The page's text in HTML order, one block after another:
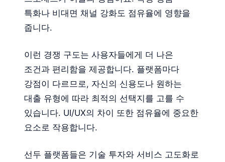
특화나 비대면 채널 강화도 점유율에 영향을
줍니다.
이런 경쟁 구도는 사용자들에게 더 나은
조건과 편리함을 제공합니다. 플랫폼마다
강점이 다르므로, 자신의 신용도나 원하는
대출 유형에 따라 최적의 선택지를 고를 수
있습니다. UI/UX의 차이 또한 점유율에 중요한
요소로 작용합니다.
선두 플랫폼들은 기술 투자와 서비스 고도화로